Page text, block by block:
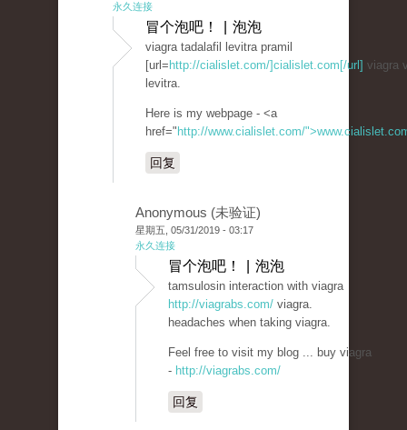
永久连接
冒个泡吧！ | 泡泡
viagra tadalafil levitra pramil
[url= http://cialislet.com/]cialislet.com[/url] viagra
levitra.
Here is my webpage - <a
href=" http://www.cialislet.com/
回复
Anonymous (未验证)
星期五, 05/31/2019 - 03:17
永久连接
冒个泡吧！ | 泡泡
tamsulosin interaction with viagra
http://viagrabs.com/ viagra.
headaches when taking viagra.
Feel free to visit my blog ... buy viagra
- http://viagrabs.com/
回复